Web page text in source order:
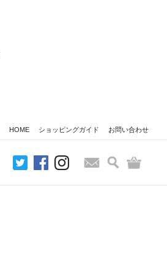
HOME ショッピングガイド お問い合わせ
お問い合わせ
検索